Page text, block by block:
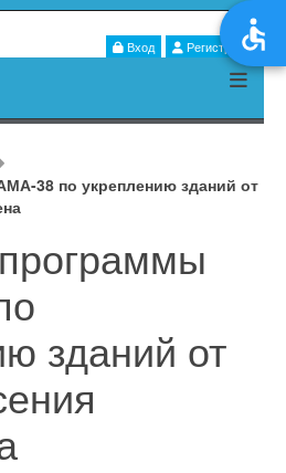
Вход Регистрация
38 по укреплению зданий от
зданий от